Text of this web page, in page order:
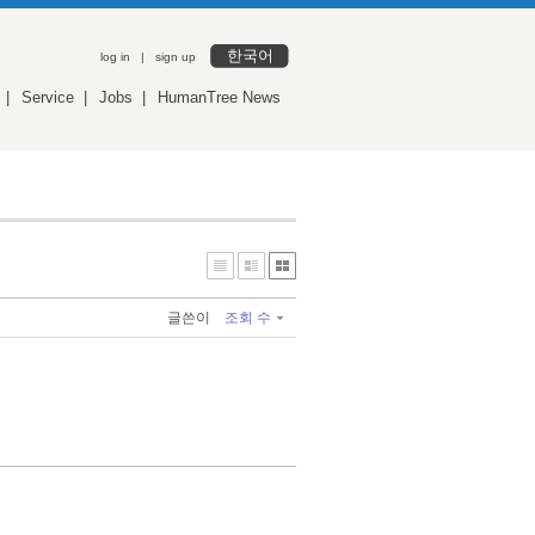
log in | sign up 한국어
Service Jobs HumanTree News
글쓴이 조회 수